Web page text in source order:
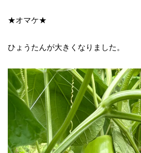
★オマケ★
ひょうたんが大きくなりました。